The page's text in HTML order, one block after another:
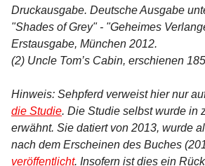
Druckausgabe. Deutsche Ausgabe
"Shades of Grey" - "Geheimes
Erstausgabe, München 2012.
(2) Uncle Tom’s Cabin, erschienen
Hinweis: Sehpferd verweist hier nur
die Studie. Die Studie selbst wurde in
erwähnt. Sie datiert von 2013, wurde
nach dem Erscheinen des Buches
veröffentlicht. Insofern ist dies ein